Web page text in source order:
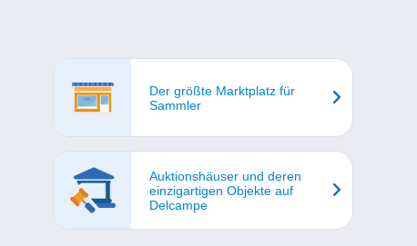
Der größte Marktplatz für
Sammler
Auktionshäuser und deren
einzigartigen Objekte auf
Delcampe